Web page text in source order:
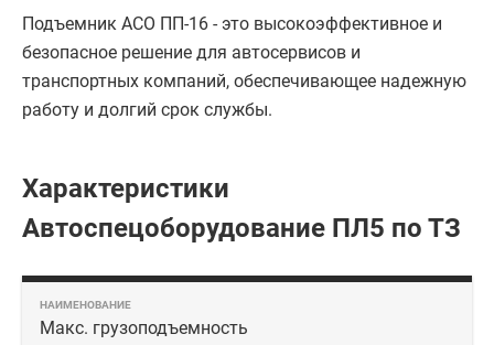
Подъемник АСО ПП-16 - это высокоэффективное и
безопасное решение для автосервисов и
транспортных компаний, обеспечивающее надежную
работу и долгий срок службы.
Характеристики
Автоспецоборудование ПЛ5 по ТЗ
Макс. грузоподъемность